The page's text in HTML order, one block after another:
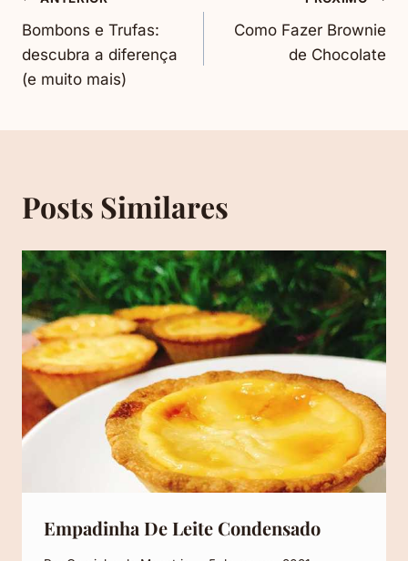
De
Post
Bombons e Trufas:
descubra a diferença
(e muito mais)
Como Fazer Brownie
de Chocolate
Posts Similares
Empadinha De Leite Condensado